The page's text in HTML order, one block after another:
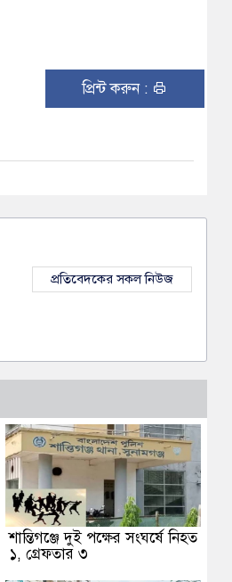
প্রিন্ট করুন :
প্রতিবেদকের সকল নিউজ
শান্তিগঞ্জে দুই পক্ষের সংঘর্ষে নিহত
১, গ্রেফতার ৩